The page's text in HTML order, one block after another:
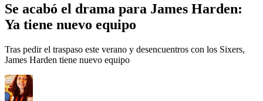
Se acabó el drama para James Harden:
Ya tiene nuevo equipo
Tras pedir el traspaso este verano y desencuentros con los Sixers,
James Harden tiene nuevo equipo